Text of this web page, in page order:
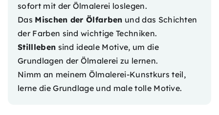
sofort mit der Ölmalerei loslegen.
Das Mischen der Ölfarben und das Schichten
der Farben sind wichtige Techniken.
Stillleben sind ideale Motive, um die
Grundlagen der Ölmalerei zu lernen.
Nimm an meinem Ölmalerei-Kunstkurs teil,
lerne die Grundlage und male tolle Motive.